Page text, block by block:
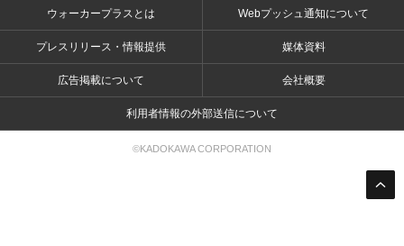
ウォーカープラスとは Webプッシュ通知について
プレスリリース・情報提供 媒体資料
広告掲載について 会社概要
利用者情報の外部送信について
©KADOKAWA CORPORATION